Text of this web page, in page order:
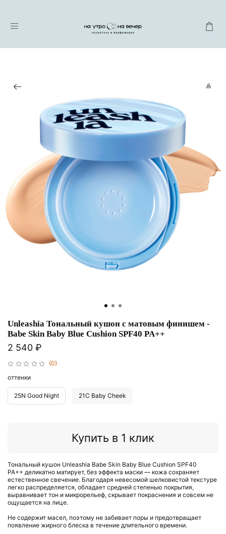
(0)
Unleashia Тональный кушон с матовым финишем -
Babe Skin Baby Blue Cushion SPF40 PA++
2 540 ₽
Купить в 1 клик
оттенки
25N Good Night 21C Baby Cheek
Тональный кушон Unleashia Babe Skin Baby Blue Cushion SPF40
PA++ деликатно матирует, без эффекта маски — кожа сохраняет
естественное свечение. Благодаря невесомой шелковистой текстуре
легко распределяется, обладает средней степенью покрытия,
выравнивает тон и микрорельеф, скрывает покраснения и совсем не
ощущается на лице.
Не содержит масел, поэтому не забивает поры и предотвращает
появление жирного блеска в течение длительного времени.